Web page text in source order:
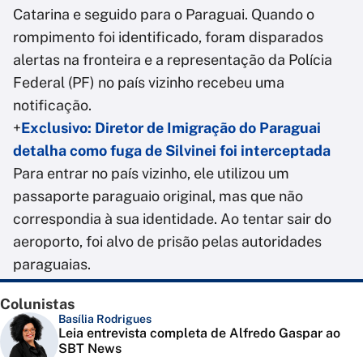
Catarina e seguido para o Paraguai. Quando o
rompimento foi identificado, foram disparados
alertas na fronteira e a representação da Polícia
Federal (PF) no país vizinho recebeu uma
notificação.
+Exclusivo: Diretor de Imigração do Paraguai
detalha como fuga de Silvinei foi interceptada
Para entrar no país vizinho, ele utilizou um
passaporte paraguaio original, mas que não
correspondia à sua identidade. Ao tentar sair do
aeroporto, foi alvo de prisão pelas autoridades
paraguaias.
Colunistas
Basília Rodrigues
Leia entrevista completa de Alfredo Gaspar ao
SBT News